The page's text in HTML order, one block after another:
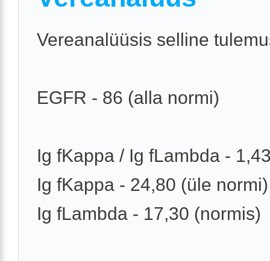
Vereanalüüsis selline
EGFR - 86 (alla normi)
Ig fKappa / Ig fLambda -
Ig fKappa - 24,80 (üle normi)
Ig fLambda - 17,30 (normis)